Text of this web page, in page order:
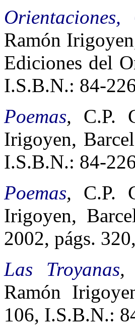
Orientaciones,
Ramón
Ediciones del
I.S.B.N.: 84-
Poemas, C.P.
Irigoyen,
I.S.B.N.: 84-
Poemas, C.P.
Irigoyen,
2002, págs.
Las Troyanas,
Ramón
106, I.S.B.N.: